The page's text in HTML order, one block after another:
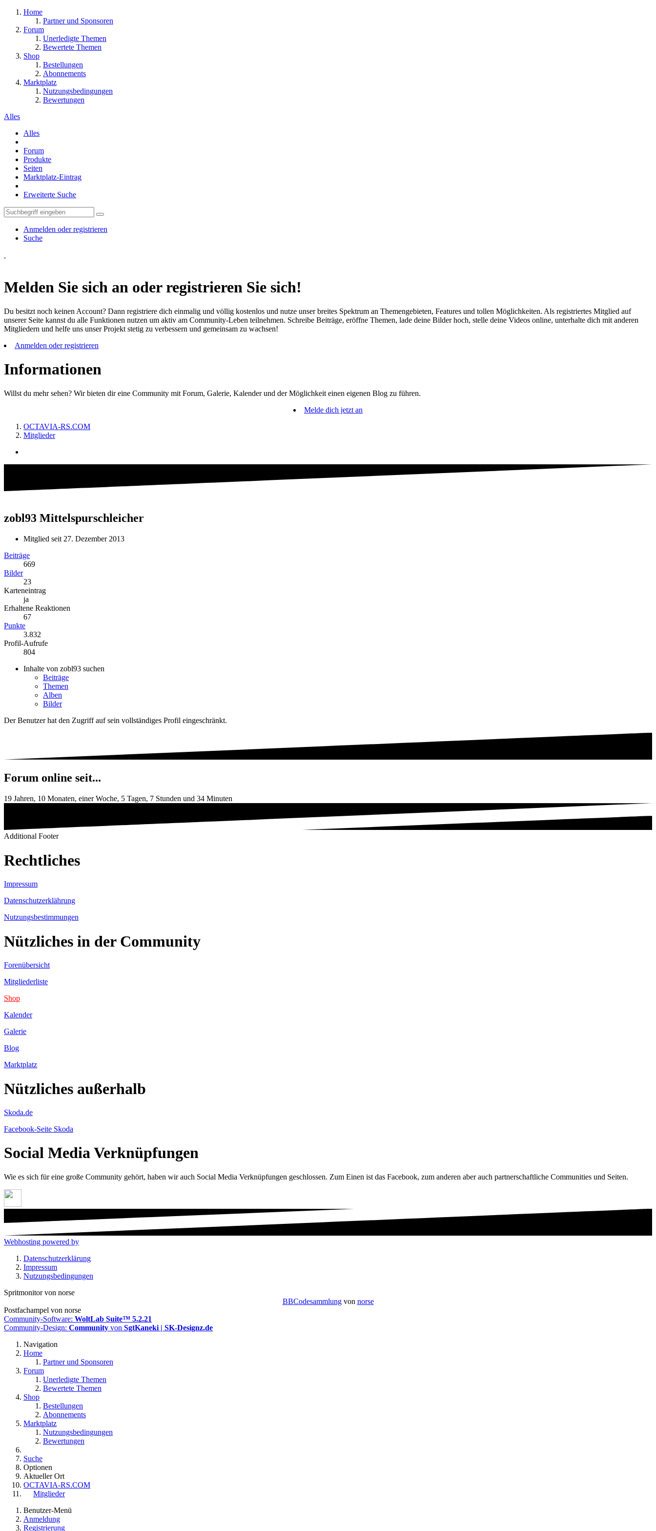
Home
Partner und Sponsoren
Forum
Unerledigte Themen
Bewertete Themen
Shop
Bestellungen
Abonnements
Marktplatz
Nutzungsbedingungen
Bewertungen
Alles
Alles
Forum
Produkte
Seiten
Marktplatz-Eintrag
Erweiterte Suche
Anmelden oder registrieren
Suche
Melden Sie sich an oder registrieren Sie sich!
Du besitzt noch keinen Account? Dann registriere dich einmalig und völlig kostenlos und nutze unser breites Spektrum an Themengebieten, Features und tollen Möglichkeiten. Als registriertes Mitglied auf
unserer Seite kannst du alle Funktionen nutzen um aktiv am Community-Leben teilnehmen. Schreibe Beiträge, eröffne Themen, lade deine Bilder hoch, stelle deine Videos online, unterhalte dich mit anderen
Mitgliedern und helfe uns unser Projekt stetig zu verbessern und gemeinsam zu wachsen!
Anmelden oder registrieren
Informationen
Willst du mehr sehen? Wir bieten dir eine Community mit Forum, Galerie, Kalender und der Möglichkeit einen eigenen Blog zu führen.
Melde dich jetzt an
OCTAVIA-RS.COM
Mitglieder
zobl93 Mittelspurschleicher
Mitglied seit 27. Dezember 2013
Beiträge
669
Bilder
23
Karteneintrag
ja
Erhaltene Reaktionen
67
Punkte
3.832
Profil-Aufrufe
804
Inhalte von zobl93 suchen
Beiträge
Themen
Alben
Bilder
Der Benutzer hat den Zugriff auf sein vollständiges Profil eingeschränkt.
Forum online seit...
19 Jahren, 10 Monaten, einer Woche, 5 Tagen, 7 Stunden und 34 Minuten
Additional Footer
Rechtliches
Impressum
Datenschutzerklährung
Nutzungsbestimmungen
Nützliches in der Community
Forenübersicht
Mitgliederliste
Shop
Kalender
Galerie
Blog
Marktplatz
Nützliches außerhalb
Skoda.de
Facebook-Seite Skoda
Social Media Verknüpfungen
Wie es sich für eine große Community gehört, haben wir auch Social Media Verknüpfungen geschlossen. Zum Einen ist das Facebook, zum anderen aber auch partnerschaftliche Communities und Seiten.
Webhosting powered by
Datenschutzerklärung
Impressum
Nutzungsbedingungen
Spritmonitor von norse
BBCodesammlungvon norse
Postfachampel von norse
Community-Software: WoltLab Suite™ 5.2.21
Community-Design: Community von SgtKaneki | SK-Designz.de
Navigation
Home
Partner und Sponsoren
Forum
Unerledigte Themen
Bewertete Themen
Shop
Bestellungen
Abonnements
Marktplatz
Nutzungsbedingungen
Bewertungen
Suche
Optionen
Aktueller Ort
OCTAVIA-RS.COM
Mitglieder
Benutzer-Menü
Anmeldung
Registrierung